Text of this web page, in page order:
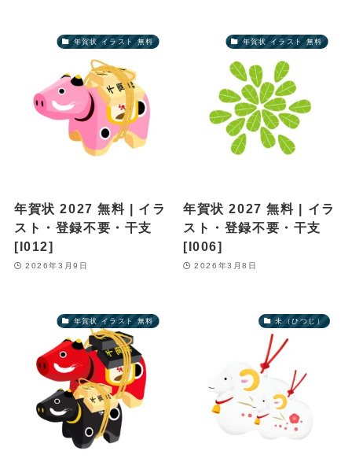
年賀状 イラスト 無料
年賀状 2027 無料 | イラ
スト・登録不要・干支
[I012]
2026年3月9日
年賀状 イラスト 無料
年賀状 2027 無料 | イラ
スト・登録不要・干支
[I006]
2026年3月8日
年賀状 イラスト 無料 未（ひつじ）